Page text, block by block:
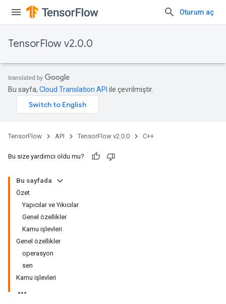
Oturum aç
TensorFlow v2.0.0
Bu sayfa, Cloud Translation API ile çevrilmiştir.
TensorFlow API TensorFlow v2.0.0 C++
Bu size yardımcı oldu mu?
Bu sayfada
Özet
Yapıcılar ve Yıkıcılar
Genel özellikler
Kamu işlevleri
Genel özellikler
operasyon
sen
Kamu işlevleri